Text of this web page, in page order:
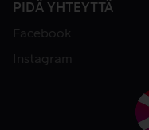
PIDÄ YHTEYTTÄ
Facebook
Instagram